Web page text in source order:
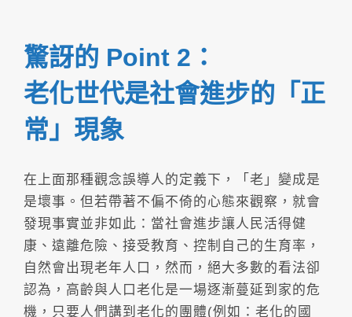
驚訝的 Point 2：
老化世代是社會進步的「正
常」現象
在上面那種觀念誤導人的定義下，「老」變成是
是壞事。但若帶著不偏不倚的心態來觀察，就會
發現事實並非如此：當社會進步讓人民活得健
康、遠離危險、接受教育、控制自己的生育率，
自然會出現老年人口，然而，絕大多數的看法卻
認為，高齡與人口老化是一場逐漸蔓延到家的危
機，只要人們講到老化的團體(例如：老化的國